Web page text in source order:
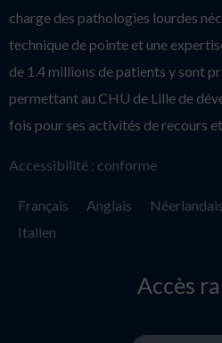
charge des pathologies lourdes
technique de pointe et une
de 1.4 millions de patients y sont
permettant au CHU de Lille de
fois pour ses activités de recours
Accessibilité : conforme
Français Anglais Néerlandais
Italien
Accès